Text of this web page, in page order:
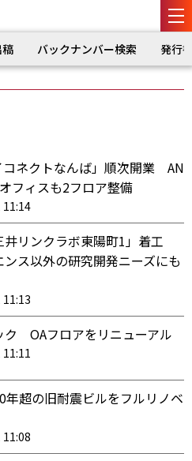
バックナンバー検索 発行
コネクトなんば」順次開業 AN
フィスも2フロア整備
11:14
井リンクラボ東陽町1」着工
ンス以外の研究開発ニーズにも
11:13
ク OAフロアをリニューアル
11:11
超の旧耐震ビルをフルリノベ
11:08